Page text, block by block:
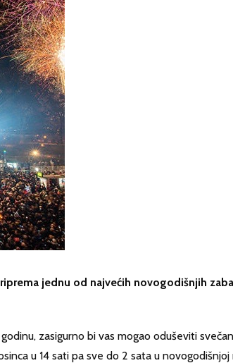
jednu od najvećih novogodišnjih
zasigurno bi vas mogao oduševiti
u 14 sati pa sve do 2 sata u novogodišnjoj